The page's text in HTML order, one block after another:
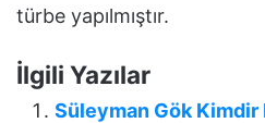
türbe yapılmıştır.
İlgili Yazılar
Süleyman Gök Kimdir